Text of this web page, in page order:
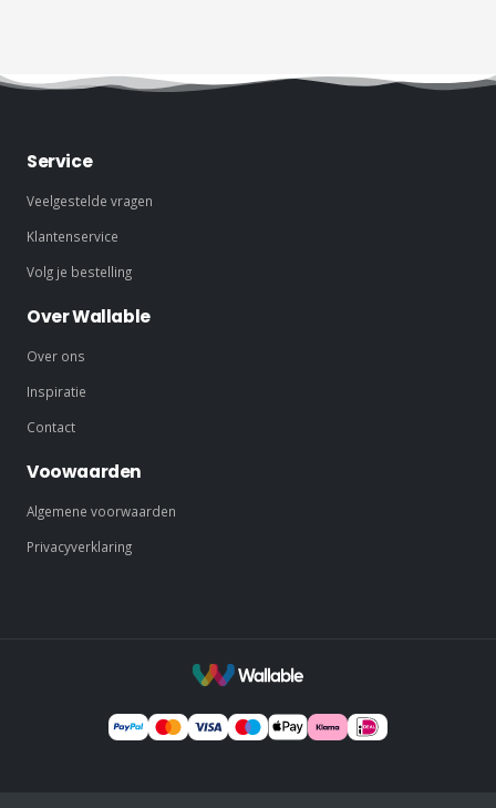
Service
Veelgestelde vragen
Klantenservice
Volg je bestelling
Over Wallable
Over ons
Inspiratie
Contact
Voowaarden
Algemene voorwaarden
Privacyverklaring